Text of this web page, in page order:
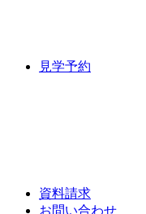
見学予約
資料請求
お問い合わせ